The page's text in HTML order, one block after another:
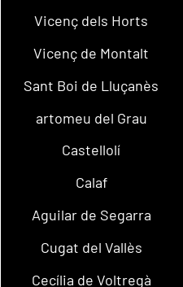
Vicenç dels Horts
Vicenç de Montalt
Sant Boi de Lluçanès
artomeu del Grau
Castellolí
Calaf
Aguilar de Segarra
Cugat del Vallès
Cecília de Voltregà